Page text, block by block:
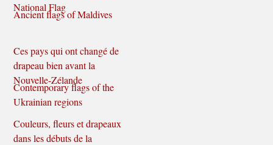
National Flag
Ancient flags of Maldives
Ces pays qui ont changé de
drapeau bien avant la
Nouvelle-Zélande
Contemporary flags of the
Ukrainian regions
Couleurs, fleurs et drapeaux
dans les débuts de la